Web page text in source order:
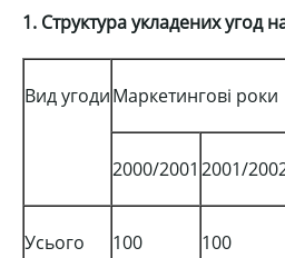
1. Структура укладених угод
Вид угодиМаркетингові роки
2000/2001 2001/
Усього 100 100